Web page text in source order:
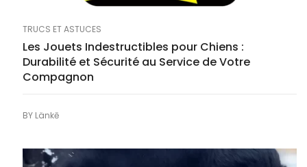
TRUCS ET ASTUCES
Les Jouets Indestructibles pour Chiens :
Durabilité et Sécurité au Service de Votre
Compagnon
BY Länkē